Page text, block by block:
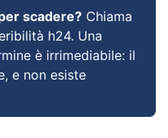
scadere? Chiama
h24. Una
è irrimediabile: il
e non esiste